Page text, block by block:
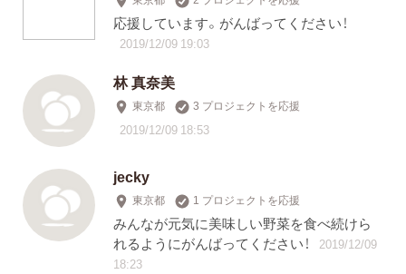
応援しています。がんばってください！
2019/12/09 19:03
林 真奈美
東京都 3 プロジェクトを応援
2019/12/09 18:53
jecky
東京都 1 プロジェクトを応援
みんなが元気に美味しい野菜を食べ続けら
れるようにがんばってください！
2019/12/09
18:23